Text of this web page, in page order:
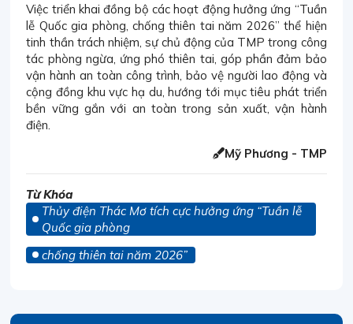
Việc triển khai đồng bộ các hoạt động hưởng ứng “Tuần
lễ Quốc gia phòng, chống thiên tai năm 2026” thể hiện
tinh thần trách nhiệm, sự chủ động của TMP trong công
tác phòng ngừa, ứng phó thiên tai, góp phần đảm bảo
vận hành an toàn công trình, bảo vệ người lao động và
cộng đồng khu vực hạ du, hướng tới mục tiêu phát triển
bền vững gắn với an toàn trong sản xuất, vận hành
điện.
Mỹ Phương - TMP
Từ Khóa
Thủy điện Thác Mơ tích cực hưởng ứng “Tuần lễ
Quốc gia phòng
chống thiên tai năm 2026”